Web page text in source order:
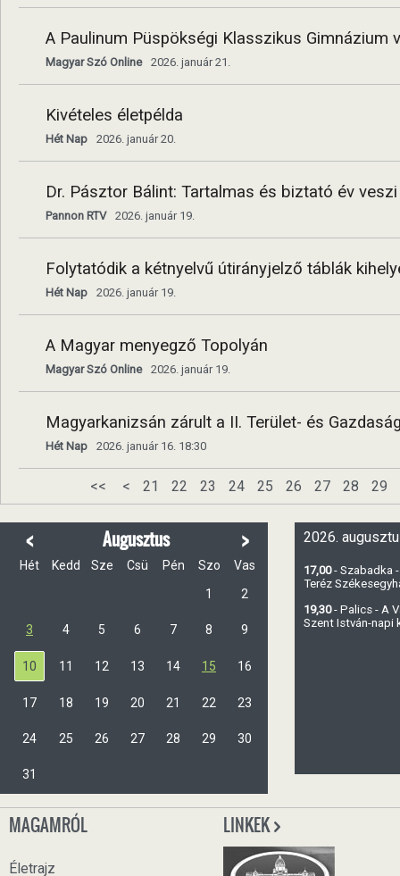
A Paulinum Püspökségi Klasszikus
Magyar Szó Online 2026. január 21.
Kivételes életpélda
Hét Nap 2026. január 20.
Dr. Pásztor Bálint: Tartalmas és biztató év
Pannon RTV 2026. január 19.
Folytatódik a kétnyelvű útirányjelző táblák
Hét Nap 2026. január 19.
A Magyar menyegző Topolyán
Magyar Szó Online 2026. január 19.
Magyarkanizsán zárult a II. Terület- és
Hét Nap 2026. január 16. 18:30
<< < 21 22 23 24 25 26 27 28 29
< Augusztus >
Hét Kedd Sze Csü Pén Szo
Vas
1
2
3 4 5 6 7 8 9
10 11 12 13 14 15 16
17 18 19 20 21 22 23
24 25 26 27 28 29 30
31
2026.
17,00- Szabadka
Teréz
19,30- Palics - A
Szent István-napi
MAGAMRÓL
Életrajz
LINKEK